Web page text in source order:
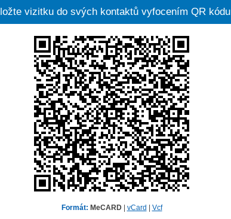
vizitku do svých kontaktů vyfocením QR kódu
Formát: MeCARD| vCard Vcf